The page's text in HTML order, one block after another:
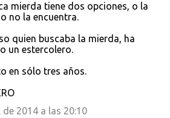
mierda tiene dos opciones, o la
no la encuentra.
quien buscaba la mierda, ha
un estercolero.
en sólo tres años.
2014 a las 20:10